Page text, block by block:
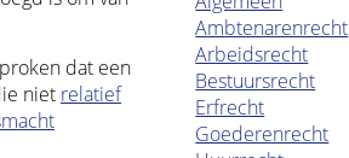
dat een
niet relatief
Ambtenarenrecht
Arbeidsrecht
Bestuursrecht
Erfrecht
Goederenrecht